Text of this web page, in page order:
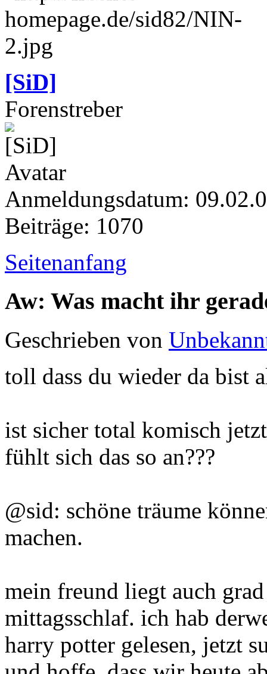
[SiD]
Forenstreber
Anmeldungsdatum:
Beiträge: 1070
Seitenanfang
Aw: Was macht ihr
Geschrieben von
toll dass du wieder da bist
ist sicher total komisch
fühlt sich das so an???
@sid: schöne träume
machen.
mein freund liegt auch
mittagsschlaf. ich hab
harry potter gelesen, jetzt